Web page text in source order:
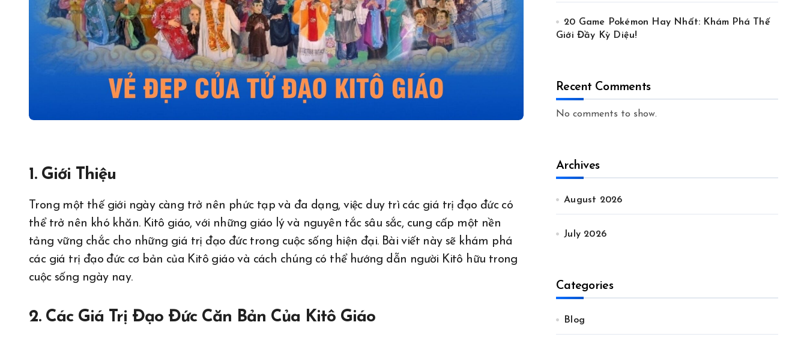
1. Giới Thiệu
Trong một thế giới ngày càng trở nên phức tạp và đa dạng, việc duy trì các giá trị đạo đức có
thể trở nên khó khăn. Kitô giáo, với những giáo lý và nguyên tắc sâu sắc, cung cấp một nền
tảng vững chắc cho những giá trị đạo đức trong cuộc sống hiện đại. Bài viết này sẽ khám phá
các giá trị đạo đức cơ bản của Kitô giáo và cách chúng có thể hướng dẫn người Kitô hữu trong
cuộc sống ngày nay.
2. Các Giá Trị Đạo Đức Căn Bản Của Kitô Giáo
20 Game Pokémon Hay Nhất: Khám Phá Thế
Giới Đầy Kỳ Diệu!
Recent Comments
No comments to show.
Archives
August 2026
July 2026
Categories
Blog